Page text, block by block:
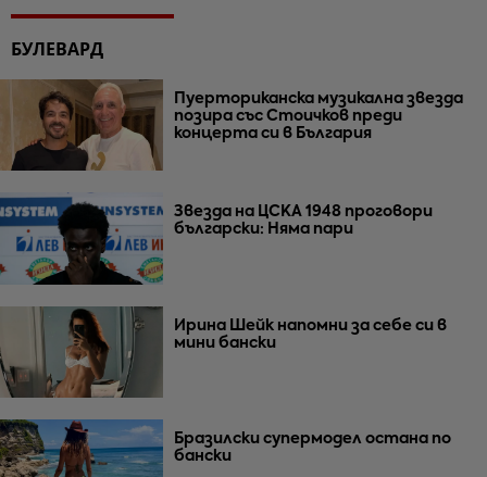
БУЛЕВАРД
Пуерториканска музикална звезда
позира със Стоичков преди
концерта си в България
Звезда на ЦСКА 1948 проговори
български: Няма пари
Ирина Шейк напомни за себе си в
мини бански
Бразилски супермодел остана по
бански